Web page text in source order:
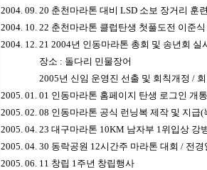
2004. 09. 20 춘천마라톤 대비 LSD 소보 장거리 훈
2004. 10. 22 춘천마라톤 클럽탄생 첫풀도전 이준
2004. 12. 21 2004년 인동마라톤 총회 및 송년회 실
장소 : 돌다리 민물장어
2005년 신임 운영진 선출 및 회칙개정 / 회
2005. 01. 01 인동마라톤 홈페이지 탄생 로그인 개
2005. 02. 08 인동마라톤 공식 런닝복 제작 및 지급
2005. 04. 23 대구마라톤 10KM 남자부 1위입상 강
2005. 04. 30 동락공원 12시간주 마라톤 대회 / 전
2005. 06. 11 창립 1주년 창립행사